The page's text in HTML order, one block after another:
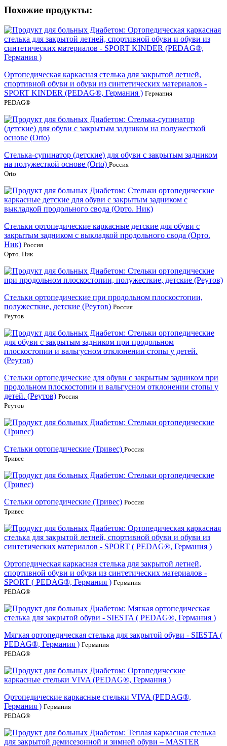
Похожие продукты:
Ортопедическая каркасная стелька для закрытой летней,
спортивной обуви и обуви из синтетических материалов -
SPORT KINDER (PEDAG®, Германия ) Германия
PEDAG®
Стелька-супинатор (детские) для обуви с закрытым задником
на полужесткой основе (Orto) Россия
Orto
Стельки ортопедические каркасные детские для обуви с
закрытым задником с выкладкой продольного свода (Орто.
Ник) Россия
Орто. Ник
Стельки ортопедические при продольном плоскостопии,
полужесткие, детские (Реутов) Россия
Реутов
Стельки ортопедические для обуви с закрытым задником при
продольном плоскостопии и вальгусном отклонении стопы у
детей. (Реутов) Россия
Реутов
Стельки ортопедические (Тривес) Россия
Тривес
Стельки ортопедические (Тривес) Россия
Тривес
Ортопедическая каркасная стелька для закрытой летней,
спортивной обуви и обуви из синтетических материалов -
SPORT ( PEDAG®, Германия ) Германия
PEDAG®
Мягкая ортопедическая стелька для закрытой обуви - SIESTA (
PEDAG®, Германия ) Германия
PEDAG®
Ортопедические каркасные стельки VIVA (PEDAG®,
Германия ) Германия
PEDAG®